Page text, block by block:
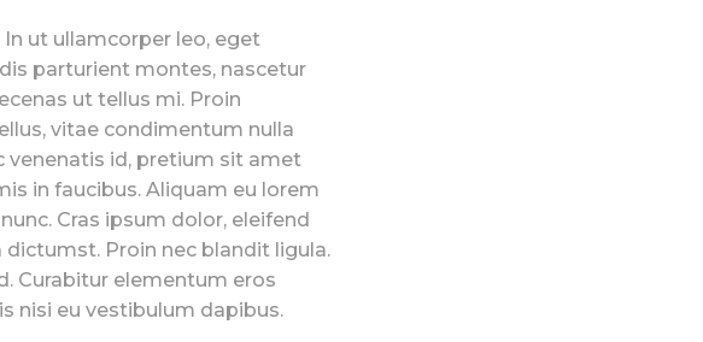
ut ullamcorper leo, eget
parturient montes, nascetur
ut tellus mi. Proin
vitae condimentum nulla
venenatis id, pretium sit amet
in faucibus. Aliquam eu lorem
Cras ipsum dolor, eleifend
Proin nec blandit ligula.
Curabitur elementum eros
nisi eu vestibulum dapibus.